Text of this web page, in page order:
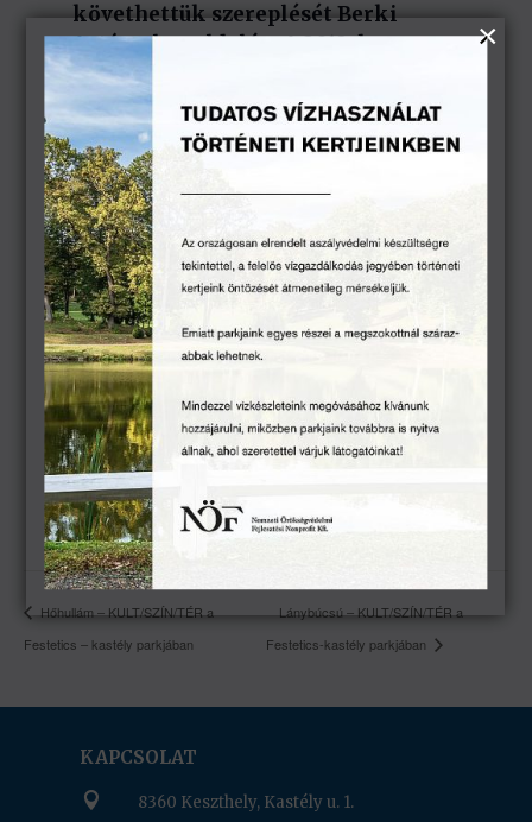
követhettük szereplését Berki
Artúrral az oldalán. A 2018-ban
megjelent Choices című
szerzeményének egy része lett az
egyik legnépszerűbb chipsmárka
reklámzenéje Európa-szerte.
Jegyek a kastély pénztárában és
online, a Jegymester oldalán
kaphatók.
A Szervező és a Produkció fenntartja
a jogot a helyszín, az időpont, a
műsor és a szereplők
változtatásával kapcsolatban.
Esőhelyszín: Balaton Színház (8360
Keszthely, Fő tér 3.)
Hőhullám – KULT/SZÍN/TÉR a
Festetics – kastély parkjában
Lánybúcsú – KULT/SZÍN/TÉR a
Festetics-kastély parkjában
KAPCSOLAT
 8360 Keszthely, Kastély u. 1.